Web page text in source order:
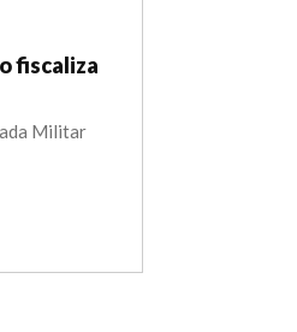
fiscaliza
Militar